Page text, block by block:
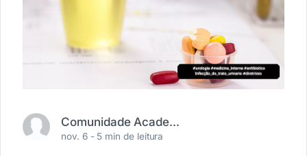
Comunidade Academia Médica
nov. 6 - 5 min de leitura